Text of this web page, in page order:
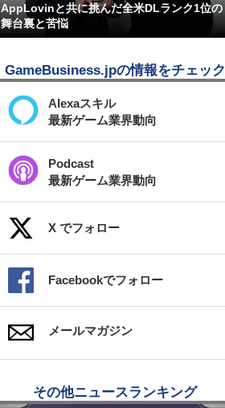
AppLovinと共に挑んだ全米DLランク1位の
舞台裏と苦悩
GameBusiness.jpの情報をチェック
Alexaスキル
最新ゲーム業界動向
Podcast
最新ゲーム業界動向
X でフォロー
Facebookでフォロー
メールマガジン
その他ニュースランキング